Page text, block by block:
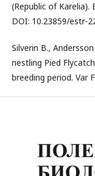
(Republic of Karelia).
DOI: 10.23859/estr-
Silverin B.,
nestling Pied
breeding period. Var